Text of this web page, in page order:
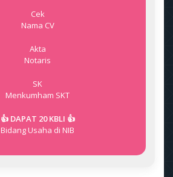
Cek
Nama CV
Akta
Notaris
SK
Menkumham SKT
👍 DAPAT 20 KBLI 👍
Bidang Usaha di NIB